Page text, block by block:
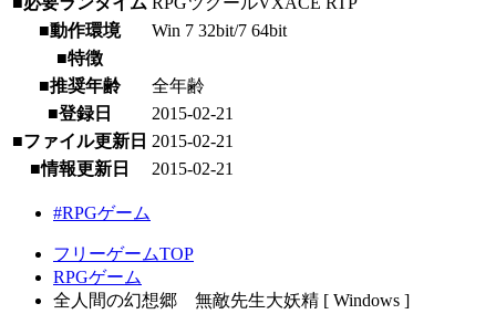
■動作環境
Win 7 32bit/7 64bit
■特徴
■推奨年齢
全年齢
■登録日
2015-02-21
■ファイル更新日 2015-02-21
■情報更新日
2015-02-21
#RPGゲーム
フリーゲームTOP
RPGゲーム
全人間の幻想郷 無敵先生大妖精 [ Windows ]